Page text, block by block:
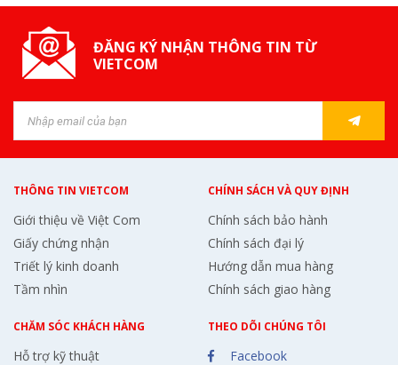
ĐĂNG KÝ NHẬN THÔNG TIN TỪ
VIETCOM
THÔNG TIN VIETCOM
Giới thiệu về Việt Com
Giấy chứng nhận
Triết lý kinh doanh
Tầm nhìn
CHÍNH SÁCH VÀ QUY ĐỊNH
Chính sách bảo hành
Chính sách đại lý
Hướng dẫn mua hàng
Chính sách giao hàng
CHĂM SÓC KHÁCH HÀNG
Hỗ trợ kỹ thuật
THEO DÕI CHÚNG TÔI
Facebook